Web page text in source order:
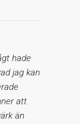
hade
jag kan
att
än